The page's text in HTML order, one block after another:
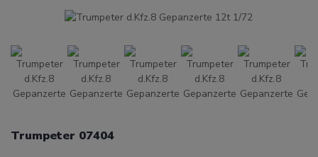
Trumpeter 07404